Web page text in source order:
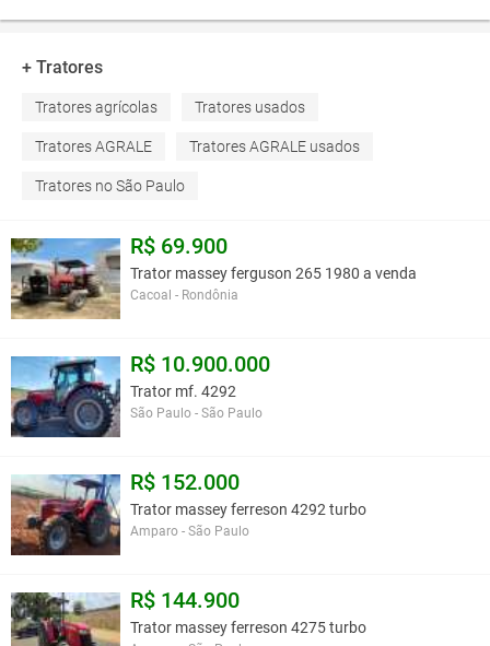
+ Tratores
Tratores agrícolas Tratores usados
Tratores AGRALE Tratores AGRALE usados
Tratores no São Paulo
R$ 69.900
Trator massey ferguson 265 1980 a venda
Cacoal - Rondônia
R$ 10.900.000
Trator mf. 4292
São Paulo - São Paulo
R$ 152.000
Trator massey ferreson 4292 turbo
Amparo - São Paulo
R$ 144.900
Trator massey ferreson 4275 turbo